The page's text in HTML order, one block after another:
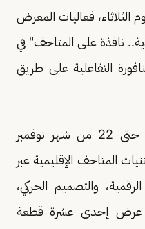
الثلاثاء، فعاليات المعرض
نافذة على المتاحف" في
التفاعلية على طريق
ويتضمن المعرض الذي يستمر حتى 22 من شهر نوفمبر
المتاحف الإقليمية عبر
والتصميم الحركي،
عرض إحدى عشرة قطعة